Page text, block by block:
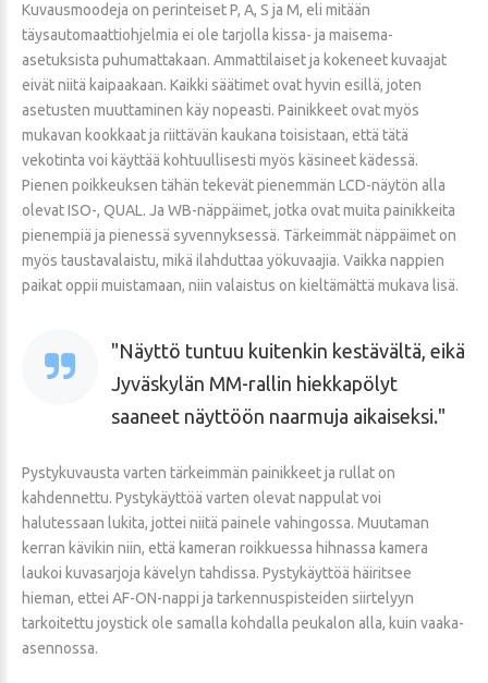
Kuvausmoodeja on perinteiset P, A, S ja M, eli mitään
täysautomaattiohjelmia ei ole tarjolla kissa- ja maisema-
asetuksista puhumattakaan. Ammattilaiset ja kokeneet kuvaajat
eivät niitä kaipaakaan. Kaikki säätimet ovat hyvin esillä, joten
asetusten muuttaminen käy nopeasti. Painikkeet ovat myös
mukavan kookkaat ja riittävän kaukana toisistaan, että tätä
vekotinta voi käyttää kohtuullisesti myös käsineet kädessä.
Pienen poikkeuksen tähän tekevät pienemmän LCD-näytön alla
olevat ISO-, QUAL. Ja WB-näppäimet, jotka ovat muita painikkeita
pienempiä ja pienessä syvennyksessä. Tärkeimmät näppäimet on
myös taustavalaistu, mikä ilahduttaa yökuvaajia. Vaikka nappien
paikat oppii muistamaan, niin valaistus on kieltämättä mukava lisä.
Näyttö tuntuu kuitenkin kestävältä, eikä
Jyväskylän MM-rallin hiekkapölyt
saaneet näyttöön naarmuja aikaiseksi.
Pystykuvausta varten tärkeimmän painikkeet ja rullat on
kahdennettu. Pystykäyttöä varten olevat nappulat voi
halutessaan lukita, jottei niitä painele vahingossa. Muutaman
kerran kävikin niin, että kameran roikkuessa hihnassa kamera
laukoi kuvasarjoja kävelyn tahdissa. Pystykäyttöä häiritsee
hieman, ettei AF-ON-nappi ja tarkennuspisteiden siirtelyyn
tarkoitettu joystick ole samalla kohdalla peukalon alla, kuin vaaka-
asennossa.